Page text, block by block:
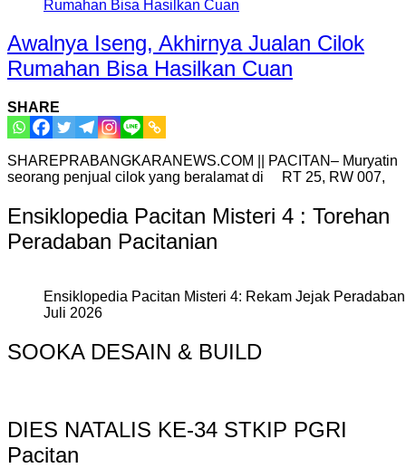
Awalnya Iseng, Akhirnya Jualan Cilok
Rumahan Bisa Hasilkan Cuan
SHARE
SHAREPRABANGKARANEWS.COM || PACITAN– Muryatin
seorang penjual cilok yang beralamat di RT 25, RW 007,
Ensiklopedia Pacitan Misteri 4 : Torehan
Peradaban Pacitanian
Ensiklopedia Pacitan Misteri 4: Rekam Jejak
Juli 2026
SOOKA DESAIN & BUILD
DIES NATALIS KE-34 STKIP PGRI
Pacitan